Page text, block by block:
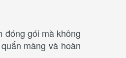
đóng gói mà không
màng và hoàn